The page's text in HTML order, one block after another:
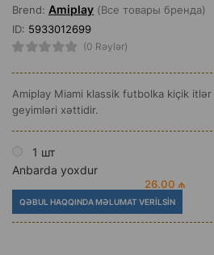
Brend: Amiplay (Все товары бренда)
ID: 5933012699
(0 Rəylər)
Amiplay Miami klassik futbolka kiçik
geyimləri xəttidir.
1 шт
Anbarda yoxdur
26.00 ₼
QƏBUL HAQQINDA MƏLUMAT VERILSIN